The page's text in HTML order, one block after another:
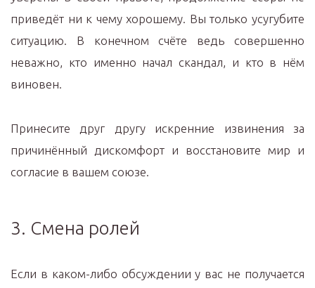
приведёт ни к чему хорошему. Вы только усугубите
ситуацию. В конечном счёте ведь совершенно
неважно, кто именно начал скандал, и кто в нём
виновен.
Принесите друг другу искренние извинения за
причинённый дискомфорт и восстановите мир и
согласие в вашем союзе.
3. Смена ролей
Если в каком-либо обсуждении у вас не получается